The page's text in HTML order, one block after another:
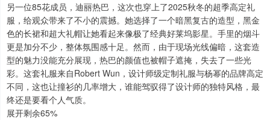
另一位85花成员，迪丽热巴，这次也穿上了2025秋冬的超季高定礼
服，给观众带来了不小的震撼。她选择了一个暗黑复古的造型，黑金
色的长裙和超大礼帽让她看起来像极了经典好莱坞影星。手里的烟斗
更是加分不少，整体氛围感十足。然而，由于现场光线偏暗，这套造
型的魅力没能充分展现，热巴的颜值也被帽子遮掩，失去了一些光
彩。这套礼服来自Robert Wun，设计师级定制礼服与杨幂的品牌高定
不同，这也让撞衫的几率增大，谁能驾驭得了设计师的独特风格，最
终还是要看个人气质。
展开剩余65%